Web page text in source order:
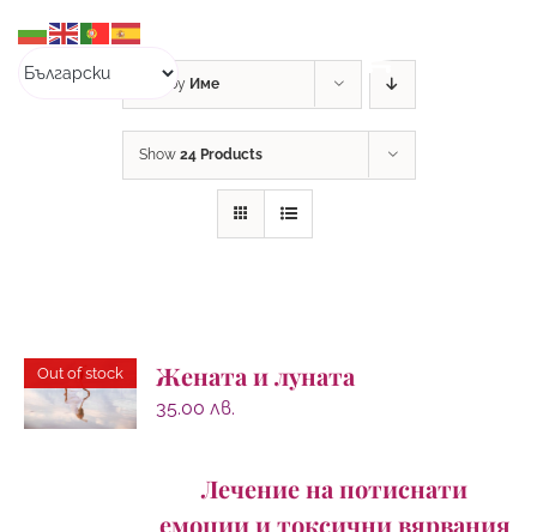
content
Sort by Име
Show 24 Products
Out of stock Жената и луната
35.00лв.
Лечение на потиснати
емоции и токсични вярвания